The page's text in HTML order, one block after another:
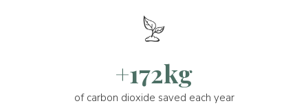
+172kg
of carbon dioxide saved each year